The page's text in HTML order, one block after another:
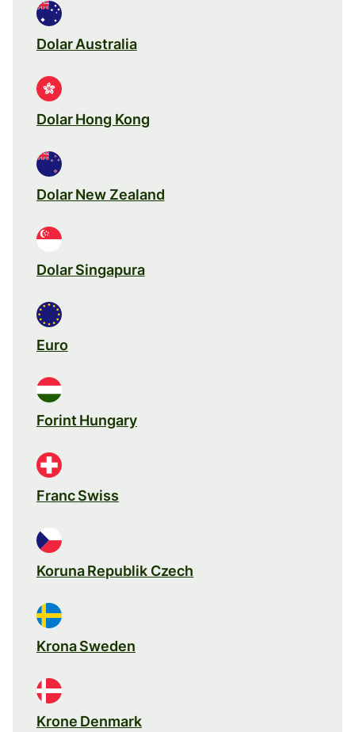
Dolar Australia
Dolar Hong Kong
Dolar New Zealand
Dolar Singapura
Euro
Forint Hungary
Franc Swiss
Koruna Republik Czech
Krona Sweden
Krone Denmark